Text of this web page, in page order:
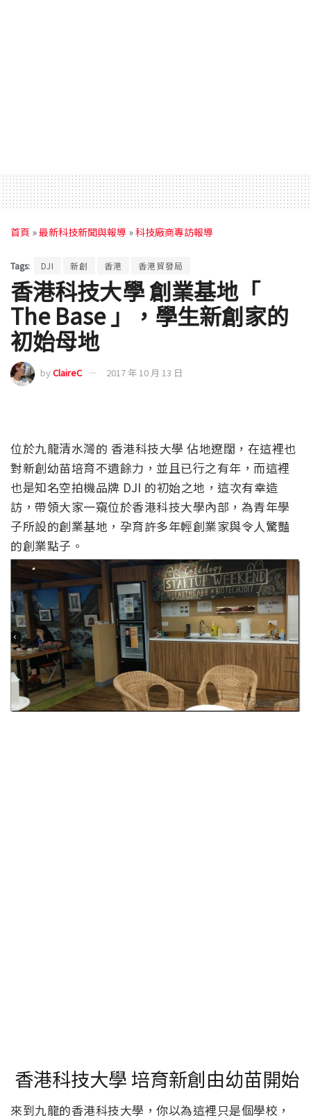
首頁 »最新科技新聞與報導 »科技廠商專訪報導
Tags: DJI 新創 香港 香港貿發局
香港科技大學 創業基地「
The Base 」，學生新創家的
初始母地
byClaireC 2017 年 10 月 13 日
位於九龍清水灣的 香港科技大學 佔地遼闊，在這裡也
對新創幼苗培育不遺餘力，並且已行之有年，而這裡
也是知名空拍機品牌 DJI 的初始之地，這次有幸造
訪，帶領大家一窺位於香港科技大學內部，為青年學
子所設的創業基地，孕育許多年輕創業家與令人驚豔
的創業點子。
香港科技大學 培育新創由幼苗開始
來到九龍的香港科技大學，你以為這裡只是個學校，